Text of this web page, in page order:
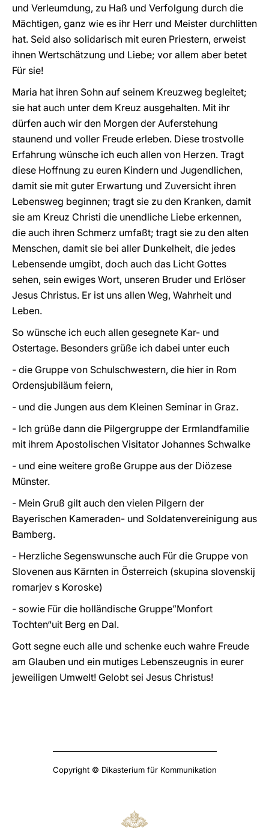
und Verleumdung, zu Haß und Verfolgung durch die
Mächtigen, ganz wie es ihr Herr und Meister durchlitten
hat. Seid also solidarisch mit euren Priestern, erweist
ihnen Wertschätzung und Liebe; vor allem aber betet
Für sie!
Maria hat ihren Sohn auf seinem Kreuzweg begleitet;
sie hat auch unter dem Kreuz ausgehalten. Mit ihr
dürfen auch wir den Morgen der Auferstehung
staunend und voller Freude erleben. Diese trostvolle
Erfahrung wünsche ich euch allen von Herzen. Tragt
diese Hoffnung zu euren Kindern und Jugendlichen,
damit sie mit guter Erwartung und Zuversicht ihren
Lebensweg beginnen; tragt sie zu den Kranken, damit
sie am Kreuz Christi die unendliche Liebe erkennen,
die auch ihren Schmerz umfaßt; tragt sie zu den alten
Menschen, damit sie bei aller Dunkelheit, die jedes
Lebensende umgibt, doch auch das Licht Gottes
sehen, sein ewiges Wort, unseren Bruder und Erlöser
Jesus Christus. Er ist uns allen Weg, Wahrheit und
Leben.
So wünsche ich euch allen gesegnete Kar- und
Ostertage. Besonders grüße ich dabei unter euch
- die Gruppe von Schulschwestern, die hier in Rom
Ordensjubiläum feiern,
- und die Jungen aus dem Kleinen Seminar in Graz.
- Ich grüße dann die Pilgergruppe der Ermlandfamilie
mit ihrem Apostolischen Visitator Johannes Schwalke
- und eine weitere große Gruppe aus der Diözese
Münster.
- Mein Gruß gilt auch den vielen Pilgern der
Bayerischen Kameraden- und Soldatenvereinigung aus
Bamberg.
- Herzliche Segenswunsche auch Für die Gruppe von
Slovenen aus Kärnten in Österreich (skupina slovenskij
romarjev s Koroske)
- sowie Für die holländische Gruppe”Monfort
Tochten“uit Berg en Dal.
Gott segne euch alle und schenke euch wahre Freude
am Glauben und ein mutiges Lebenszeugnis in eurer
jeweiligen Umwelt! Gelobt sei Jesus Christus!
Copyright © Dikasterium für Kommunikation